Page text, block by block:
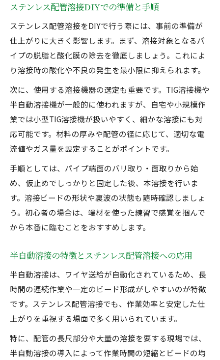
ステンレス配管溶接DIYでの準備と手順
ステンレス配管溶接をDIYで行う際には、事前の準備が
仕上がりに大きく影響します。まず、溶接対象となるパ
イプの脱脂と酸化膜の除去を徹底しましょう。これによ
り溶接時の酸化や不良の発生を最小限に抑えられます。
次に、使用する溶接機器の選定も重要です。TIG溶接機や
半自動溶接機が一般的に使われますが、自宅や小規模作
業では小型TIG溶接機が扱いやすく、細かな溶接にも対
応可能です。材料の厚みや配管の径に応じて、適切な電
流値やガス量を設定することがポイントです。
手順としては、パイプ端面のバリ取り・面取りから始
め、仮止めでしっかりと固定した後、本溶接を行いま
す。溶接ビードの形状や裏波の状態も随時確認しましょ
う。初心者の場合は、端材を使った練習で感覚を掴んで
から本番に臨むことをおすすめします。
半自動溶接の特徴とステンレス配管溶接への応用
半自動溶接は、ワイヤ送給が自動化されているため、長
時間の連続作業や一定のビード形成がしやすいのが特徴
です。ステンレス配管溶接でも、作業効率と安定した仕
上がりを重視する場面で多く用いられています。
特に、配管の長尺部分や大量の溶接を要する現場では、
半自動溶接の導入によって作業時間の短縮とビードの均